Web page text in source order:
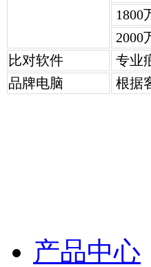
1800
2000
比对软件
专业
品牌电脑
根据
产品中心